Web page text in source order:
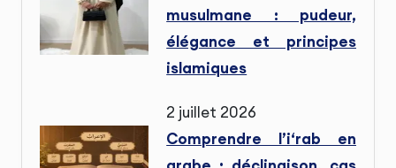
musulmane : pudeur,
élégance et principes
islamiques
2 juillet 2026
Comprendre l’i‘rab en